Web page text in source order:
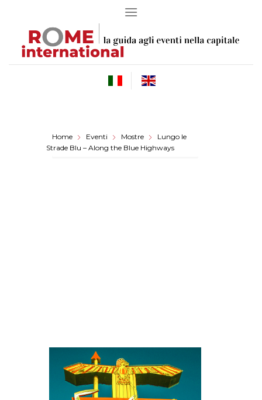
Home Eventi Mostre
Lungo le
Strade Blu – Along the Blue Highways